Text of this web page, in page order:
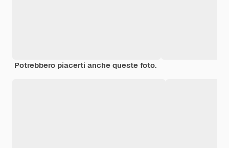
Potrebbero piacerti anche queste foto.